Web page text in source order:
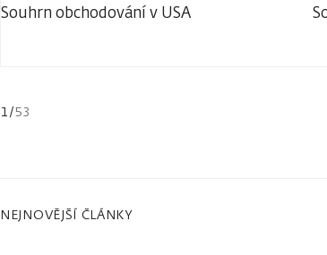
Souhrn obchodování v USA
1 /53
NEJNOVĚJŠÍ ČLÁNKY